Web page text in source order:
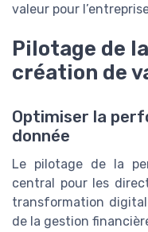
valeur pour
Pilotage de
création de
Optimiser la
donnée
Le pilotage de la
central pour les
transformation
de la gestion